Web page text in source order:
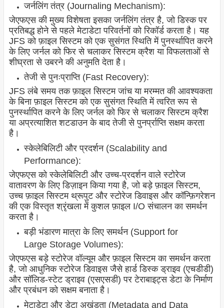
जर्नलिंग तंत्र (Journaling Mechanism):
जेएफएस की मुख्य विशेषता इसका जर्नलिंग तंत्र है, जो डिस्क पर
प्रतिबद्ध होने से पहले मेटाडेटा परिवर्तनों को रिकॉर्ड करता है। यह
JFS को फ़ाइल सिस्टम को एक सुसंगत स्थिति में पुनर्स्थापित करने
के लिए जर्नल को फिर से चलाकर सिस्टम क्रैश या विफलताओं से
शीघ्रता से उबरने की अनुमति देता है।
तेजी से पुनःप्राप्ति (Fast Recovery):
JFS लंबे समय तक फ़ाइल सिस्टम जांच या मरम्मत की आवश्यकता
के बिना फ़ाइल सिस्टम को एक सुसंगत स्थिति में त्वरित रूप से
पुनर्स्थापित करने के लिए जर्नल को फिर से चलाकर सिस्टम क्रैश
या अप्रत्याशित शटडाउन के बाद तेजी से पुनर्प्राप्ति सक्षम करता
है।
स्केलेबिलिटी और प्रदर्शन (Scalability and
Performance):
जेएफएस को स्केलेबिलिटी और उच्च-प्रदर्शन वाले स्टोरेज
वातावरण के लिए डिज़ाइन किया गया है, जो बड़े फ़ाइल सिस्टम,
उच्च फ़ाइल सिस्टम थ्रूपुट और स्टोरेज डिवाइस और कॉन्फ़िगरेशन
की एक विस्तृत श्रृंखला में कुशल फ़ाइल I/O संचालन का समर्थन
करता है।
बड़ी भंडारण मात्रा के लिए समर्थन (Support for
Large Storage Volumes):
जेएफएस बड़े स्टोरेज वॉल्यूम और फ़ाइल सिस्टम का समर्थन करता
है, जो आधुनिक स्टोरेज डिवाइस जैसे हार्ड डिस्क ड्राइव (एचडीडी)
और सॉलिड-स्टेट ड्राइव (एसएसडी) पर टेराबाइट्स डेटा के निर्माण
और प्रबंधन को सक्षम बनाता है।
मेटाडेटा और डेटा अखंडता (Metadata and Data